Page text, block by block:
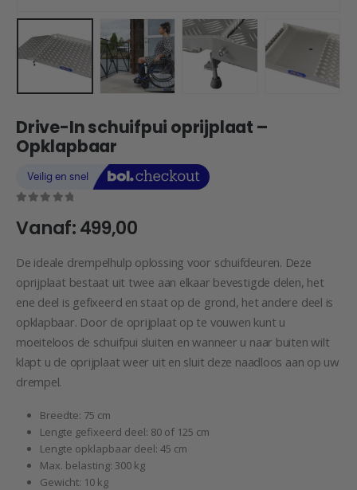
Drive-In schuifpui oprijplaat –
Opklapbaar
Vanaf:499,00
De ideale drempelhulp oplossing voor schuifdeuren. Deze
oprijplaat bestaat uit twee aan elkaar bevestigde delen, het
ene deel is gefixeerd en staat op de grond, het andere deel is
opklapbaar. Door de oprijplaat op te vouwen kunt u
moeiteloos de schuifpui sluiten en wanneer u naar buiten wilt
klapt u de oprijplaat weer uit en sluit deze naadloos aan op uw
drempel.
Breedte: 75 cm
Lengte gefixeerd deel: 80 of 125 cm
Lengte opklapbaar deel: 45 cm
Max. belasting: 300 kg
Gewicht: 10 kg